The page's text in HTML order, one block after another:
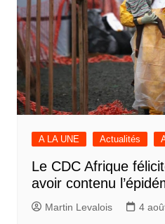
A LA UNE Actualités
Le CDC Afrique
avoir contenu
Martin Levalois 4